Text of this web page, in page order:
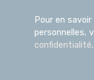
Pour en
personnelles,
confidentialité.